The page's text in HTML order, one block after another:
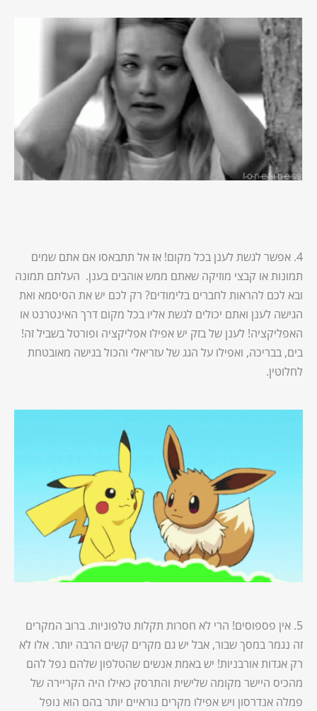
4. אפשר לגשת לענן בכל מקום! אז אל תתבאסו אם אתם שמים
תמונות או קבצי מוזיקה שאתם ממש אוהבים בענן. העלתם תמונה
ובא לכם להראות לחברים בלימודים? רק לכם יש את הסיסמא ואת
הגישה לענן ואתם יכולים לגשת אליו בכל מקום דרך האינטרנט או
האפליקציה! לענן של בזק יש אפילו אפליקציה ופורטל בשביל זה!
בים, בבריכה, ואפילו על הגג של עזריאלי והכול בגישה מאובטחת
לחלוטין.
5. אין פספוסים! הרי לא חסרות תקלות טלפוניות. ברוב המקרים
זה נגמר במסך שבור, אבל יש גם מקרים קשים הרבה יותר. אלו לא
רק אגדות אורבניות! יש באמת אנשים שהטלפון שלהם נפל להם
מהכיס היישר מקומה שלישית והתרסק כאילו היה הקריירה של
פמלה אנדרסון ויש אפילו מקרים נוראיים יותר בהם הוא נופל